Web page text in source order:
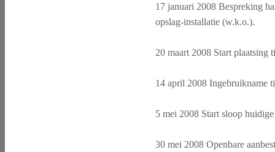
17 januari 2008 Bespreking
opslag-installatie (w.k.o.).
20 maart 2008 Start plaatsing
14 april 2008 Ingebruikname
5 mei 2008 Start sloop
30 mei 2008 Openbare